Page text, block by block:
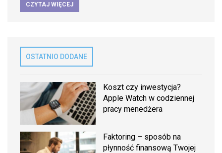
CZYTAJ WIĘCEJ
OSTATNIO DODANE
Koszt czy inwestycja?
Apple Watch w codziennej
pracy menedżera
Faktoring – sposób na
płynność finansową Twojej